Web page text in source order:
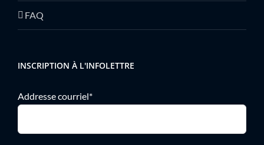
FAQ
INSCRIPTION À L'INFOLETTRE
Addresse courriel*